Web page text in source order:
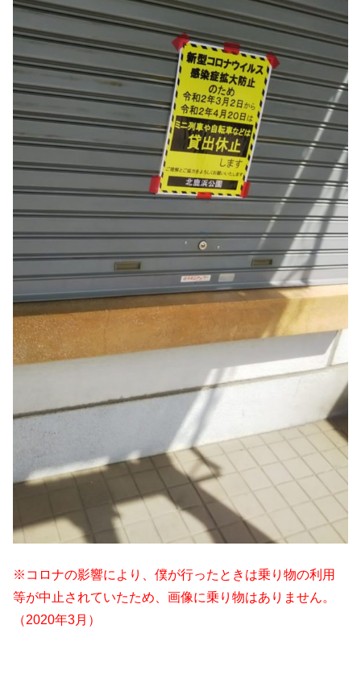
※コロナの影響により、僕が行ったときは乗り物の利用
等が中止されていたため、画像に乗り物はありません。
（2020年3月）